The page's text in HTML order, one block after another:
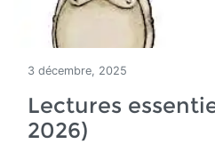
3 décembre, 2025
Lectures
2026)